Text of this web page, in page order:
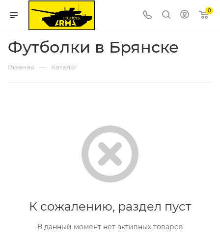
0
Футболки в Брянске
Главная — Каталог
К сожалению, раздел пуст
В данный момент нет активных товаров